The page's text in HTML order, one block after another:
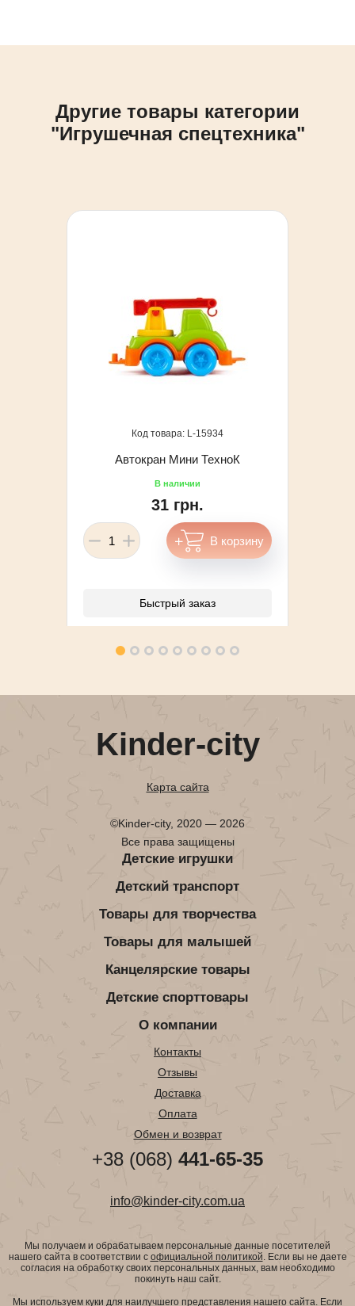
Другие товары категории
"Игрушечная спецтехника"
15934
Автокран Мини ТехноК
31 грн.
Быстрый заказ
Kinder-city
Карта сайта
©Kinder-city, 2020 — 2026
Все права защищены
Детские игрушки
Детский транспорт
Товары для творчества
Товары для малышей
Канцелярские товары
Детские спорттовары
О компании
Контакты
Отзывы
Доставка
Оплата
Обмен и возврат
+38 (068) 441-65-35
info@kinder-city.com.ua
Мы получаем и обрабатываем персональные данные посетителей
нашего сайта в соответствии с официальной политикой. Если вы не даете
согласия на обработку своих персональных данных, вам необходимо
покинуть наш сайт.
Мы используем куки для наилучшего представления нашего сайта. Если